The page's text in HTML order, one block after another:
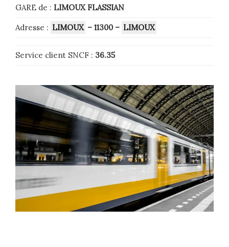
GARE de : LIMOUX FLASSIAN
Adresse : LIMOUX – 11300 – LIMOUX
Service client SNCF : 36.35